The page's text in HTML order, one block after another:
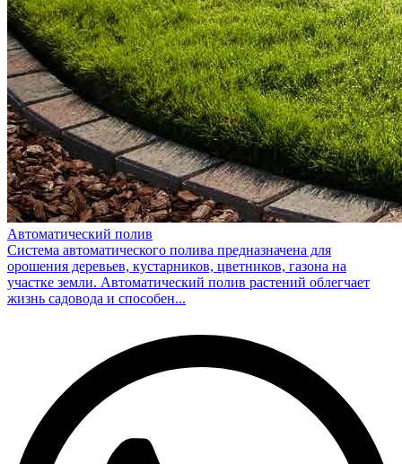
Автоматический полив
Система автоматического полива предназначена для
орошения деревьев, кустарников, цветников, газона на
участке земли. Автоматический полив растений облегчает
жизнь садовода и способен...